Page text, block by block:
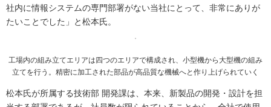
社内に情報システムの専門部署がない当社にとって、非常にありが
たいことでした」と松本氏。
工場内の組み立てエリアは四つのエリアで構成され、小型機から大型機の組み
立てを行う。精密に加工された部品が高品質な機械へと作り上げられていく
松本氏が所属する技術部 開発課は、本来、新製品の開発・設計を担